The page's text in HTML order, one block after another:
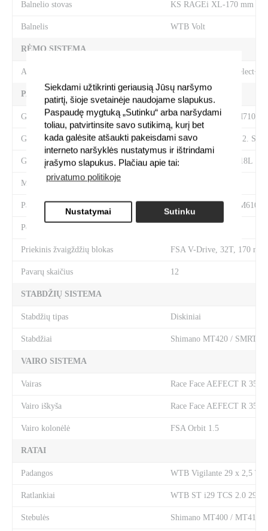
Siekdami užtikrinti geriausią Jūsų naršymo
patirtį, šioje svetainėje naudojame slapukus.
Paspaudę mygtuką „Sutinku“ arba naršydami
toliau, patvirtinsite savo sutikimą, kurį bet
kada galėsite atšaukti pakeisdami savo
interneto naršyklės nustatymus ir ištrindami
įrašymo slapukus. Plačiau apie tai:
privatumo politikoje
Nustatymai Sutinku
Balnelio stovas KS RAGEi XL-170 mm
Balnelis WTB Volt
RĖMO SISTEMA
Amortizatorius RockShox Deluxe Select+
PAVARŲ SISTEMA
Galinis pavarų perjungėjas Shimano SLX RD-M7100
Galinis žvaigždžių blokas 1.CTM CS12, 10/50 2.
Grandinė Shimano CN 6100 118L
Miniklio velenas
Pavarų perjungimo rankenėlės Shimano Deore SL-M6100-
Pedalai
Priekinis žvaigždžių blokas FSA V-Drive, 32T, 170 mm
Pavarų skaičius 12
STABDŽIŲ SISTEMA
Stabdžių tipas Diskiniai
Stabdžiai Shimano MT420 /
VAIRO SISTEMA
Vairas Race Face AEFECT R 35/
Vairo iškyša Race Face AEFECT R 35,
Vairo kolonėlė FSA Orbit 1.5
RATAI
Padangos WTB Vigilante 29 x 2,5
Ratlankiai WTB ST i29 TCS 2.0 29"
Stebulės Shimano MT400 / MT410